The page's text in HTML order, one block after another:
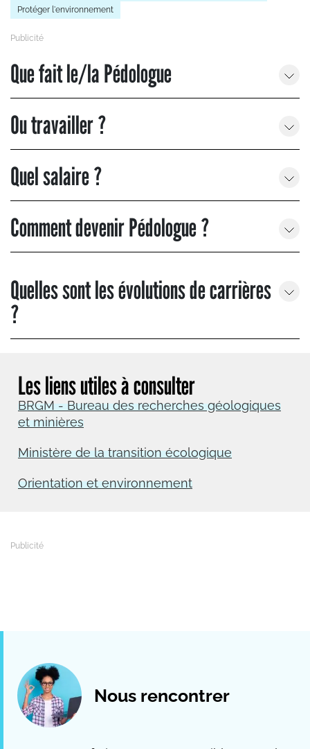
Protéger l'environnement
Que fait le/la Pédologue
Ou travailler ?
Quel salaire ?
Comment devenir Pédologue ?
Quelles sont les évolutions de carrières
?
Les liens utiles à consulter
BRGM - Bureau des recherches géologiques
et minières
Ministère de la transition écologique
Orientation et environnement
Nous rencontrer